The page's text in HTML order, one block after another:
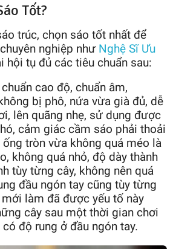
Tốt?
trúc, chọn sáo tốt nhất để
nghiệp như Nghệ Sĩ Ưu
hội tụ đủ các tiêu chuẩn sau:
cao độ, chuẩn âm,
bị phô, nứa vừa già đủ, dễ
lên quãng nhẹ, sử dụng được
cảm giác cầm sáo phải thoải
tròn vừa không quá méo là
không quá nhỏ, độ dày thành
tùy từng cây, không nên quá
đầu ngón tay cũng tùy từng
làm đã được yếu tố này
cây sau một thời gian chơi
độ rung ở đầu ngón tay.